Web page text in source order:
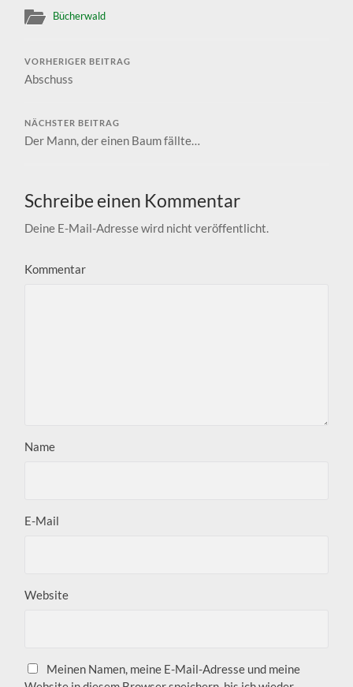
Bücherwald
VORHERIGER BEITRAG
Abschuss
NÄCHSTER BEITRAG
Der Mann, der einen Baum fällte…
Schreibe einen Kommentar
Deine E-Mail-Adresse wird nicht veröffentlicht.
Kommentar
Name
E-Mail
Website
Meinen Namen, meine E-Mail-Adresse und meine